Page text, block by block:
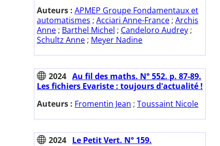
Auteurs : APMEP Groupe Fondamentaux et
automatismes ; Acciari Anne-France ; Archis
Anne ; Barthel Michel ; Candeloro Audrey ;
Schultz Anne ; Meyer Nadine
2024 Au fil des maths. N° 552. p. 87-89.
Les fichiers Evariste : toujours d'actualité !
Auteurs : Fromentin Jean ; Toussaint Nicole
2024 Le Petit Vert. N° 159.